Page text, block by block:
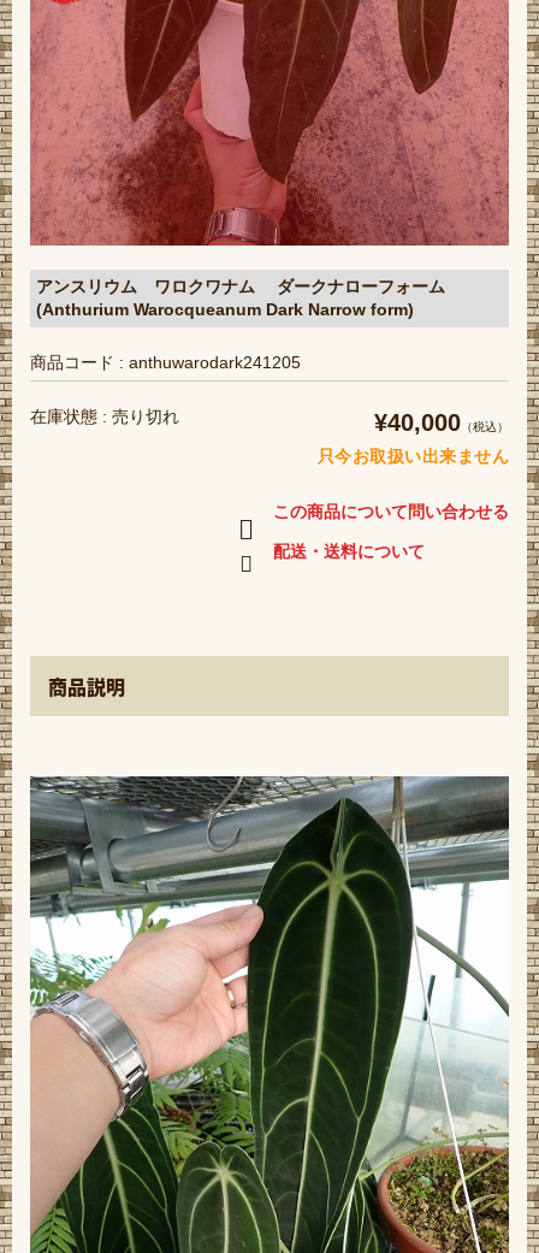
アンスリウム ワロクワナム ダークナローフォーム
(Anthurium Warocqueanum Dark Narrow form)
商品コード : anthuwarodark241205
在庫状態 : 売り切れ ¥40,000 （税込）
只今お取扱い出来ません
この商品について問い合わせる
配送・送料について
商品説明